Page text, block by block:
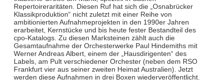
Repertoireraritäten. Diesen Ruf hat sich die „Osnabrücker
Klassikproduktion“ nicht zuletzt mit einer Reihe von
ambitionierten Aufnahmeprojekten in den 1990er Jahren
erarbeitet, Kernstücke und bis heute fester Bestandteil des
cpo-Katalogs. Zu diesen Marksteinen zählt auch die
Gesamtaufnahme der Orchesterwerke Paul Hindemiths mit
Werner Andreas Albert, einem der „Hausdirigenten“ des
Labels, am Pult verschiedener Orchester (neben dem RSO
Frankfurt vier aus seiner zweiten Heimat Australien). Jetzt
werden diese Aufnahmen in drei Boxen wiederveröffentlicht.